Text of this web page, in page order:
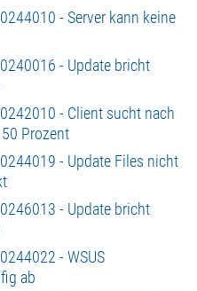
- Server kann keine
- Update bricht
- Client sucht nach
Prozent
- Update Files nicht
- Update bricht
- WSUS
ab